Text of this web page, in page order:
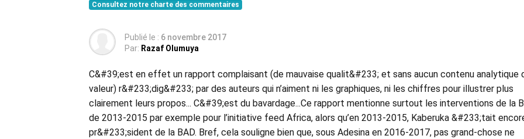
Consultez notre charte des commentaires
Publié le : 6 novembre 2017
Par: Razaf Olumuya
C&#39;est en effet un rapport complaisant (de mauvaise qualit&#233; et sans aucun contenu analytique
valeur) r&#233;dig&#233; par des auteurs qui n’aiment ni les graphiques, ni les chiffres pour illustrer plus
clairement leurs propos... C&#39;est du bavardage...Ce rapport mentionne surtout les interventions de la
de 2013-2015 par exemple pour l’initiative feed Africa, alors qu’en 2013-2015, Kaberuka &#233;tait
pr&#233;sident de la BAD. Bref, cela souligne bien que, sous Adesina en 2016-2017, pas grand-chose ne